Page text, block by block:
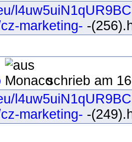
marketing- -
schrieb am
marketing- -